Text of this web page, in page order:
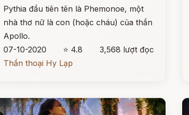
Pythia đầu tiên tên là Phemonoe, một
nhà thơ nữ là con (hoặc cháu) của thần
Apollo.
07-10-2020
⭐ 4.8
3,568 lượt đọc
Thần thoại Hy Lạp